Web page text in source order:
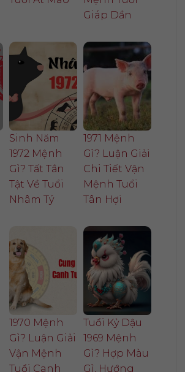
Giáp Dần
Sinh Năm
1972 Mệnh
Gì? Tất Tần
Tật Về Tuổi
Nhâm Tý
1971 Mệnh
Gì? Luận Giải
Chi Tiết Vận
Mệnh Tuổi
Tân Hợi
1970 Mệnh
Gì? Luận Giải
Vận Mệnh
Tuổi Canh
Tuổi Kỷ Dậu
1969 Mệnh
Gì? Hợp Màu
Gì, Hướng